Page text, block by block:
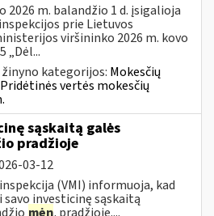
2026 m. balandžio 1 d. įsigalioja
prie Lietuvos
viršininko 2026 m. kovo
„Dėl...
žinyno kategorijos: Mokesčių
vertės mokesčių
sąskaitą galės
pradžioje
03-12
inspekcija (VMI) informuoja, kad
investicinę sąskaitą
mėn. pradžioje....